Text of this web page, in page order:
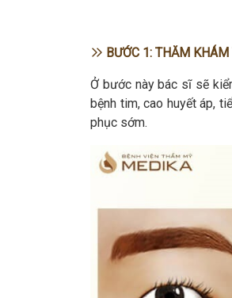
BƯỚC 1: THĂM KHÁM
Ở bước này bác sĩ sẽ
bệnh tim, cao huyết áp,
phục sớm.